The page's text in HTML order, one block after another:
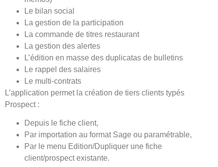
Le bilan social
La gestion de la participation
La commande de titres restaurant
La gestion des alertes
L’édition en masse des duplicatas de bulletins
Le rappel des salaires
Le multi-contrats
L’application permet la création de tiers clients typés
Prospect :
Depuis le fiche client,
Par importation au format Sage ou paramétrable,
Par le menu Edition/Dupliquer une fiche
client/prospect existante.